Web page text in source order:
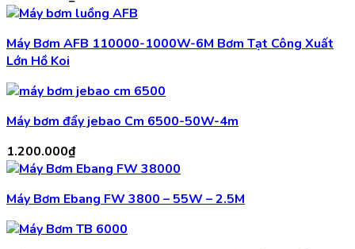
Máy Bơm AFB 110000-1000W-6M Bơm Tạt Công Xuất
Lớn Hồ Koi
Máy bơm đẩy jebao Cm 6500-50W-4m
1.200.000₫
Máy Bơm Ebang FW 3800 – 55W – 2.5M